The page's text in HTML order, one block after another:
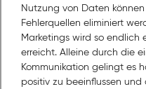
Nutzung von Daten
Fehlerquellen eliminiert
Marketings wird so endlich
erreicht. Alleine durch die
Kommunikation gelingt es
positiv zu beeinflussen